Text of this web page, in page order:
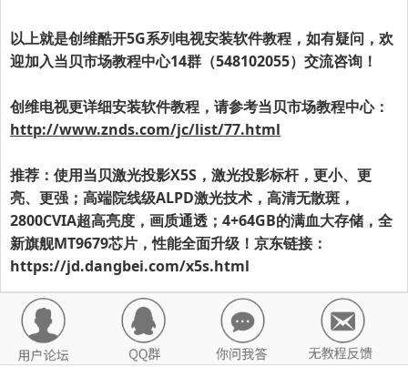
以上就是创维酷开5G系列电视安装软件教程，如有疑问，欢
迎加入当贝市场教程中心14群（548102055）交流咨询！
创维电视更详细安装软件教程，请参考当贝市场教程中心：
http://www.znds.com/jc/list/77.html
推荐：使用当贝激光投影X5S，激光投影标杆，更小、更
亮、更强；高端院线级ALPD激光技术，高清无散斑，
2800CVIA超高亮度，画质通透；4+64GB的满血大存储，全
新旗舰MT9679芯片，性能全面升级！京东链接：
https://jd.dangbei.com/x5s.html